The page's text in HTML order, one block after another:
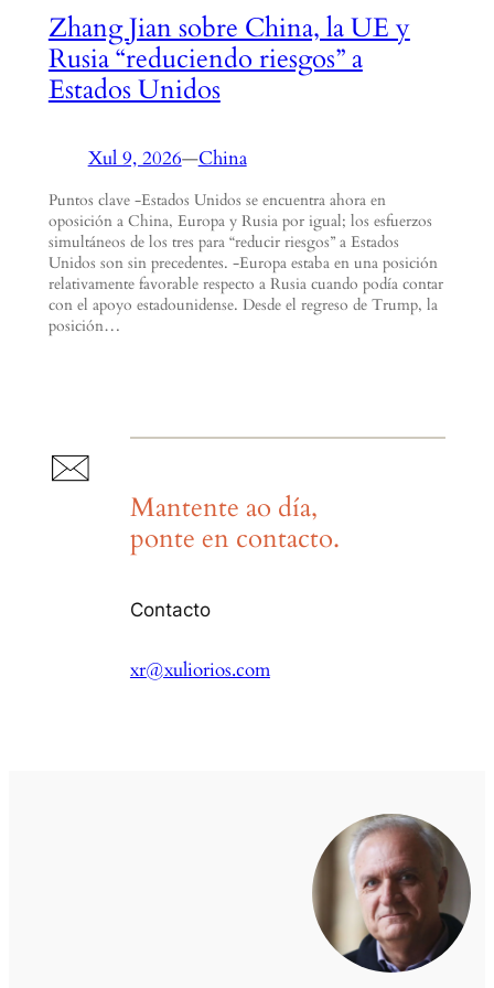
Zhang Jian sobre China, la UE y
Rusia “reduciendo riesgos” a
Estados Unidos
Xul 9, 2026—China
Puntos clave -Estados Unidos se encuentra ahora en
oposición a China, Europa y Rusia por igual; los esfuerzos
simultáneos de los tres para “reducir riesgos” a Estados
Unidos son sin precedentes. -Europa estaba en una posición
relativamente favorable respecto a Rusia cuando podía contar
con el apoyo estadounidense. Desde el regreso de Trump, la
posición…
Mantente ao día,
ponte en contacto.
Contacto
xr@xuliorios.com